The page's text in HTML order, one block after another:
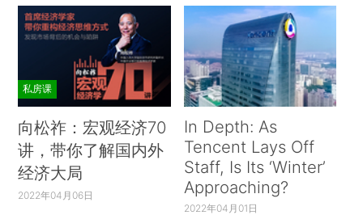
私房课
向松祚：宏观经济70
讲，带你了解国内外
经济大局
2022年04月06日
In Depth: As
Tencent Lays Off
Staff, Is Its ‘Winter’
Approaching?
2022年04月01日